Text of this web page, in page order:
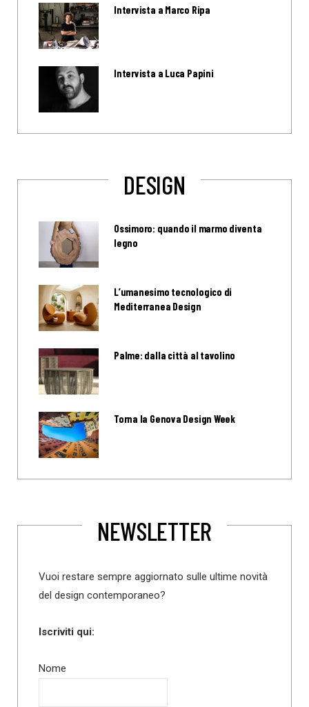
Intervista a Marco Ripa
Intervista a Luca Papini
DESIGN
Ossimoro: quando il marmo diventa
legno
L’umanesimo tecnologico di
Mediterranea Design
Palme: dalla città al tavolino
Torna la Genova Design Week
NEWSLETTER
Vuoi restare sempre aggiornato sulle ultime novità
del design contemporaneo?
Iscriviti qui:
Nome